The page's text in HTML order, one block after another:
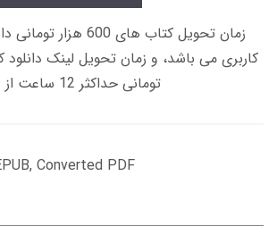
زمان تحویل کتاب های
تومانی حداکثر 12 ساعت از طریق پیامک/ایمیل
Converted PDF